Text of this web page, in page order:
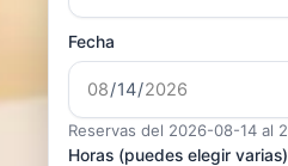
Fecha
Reservas del 2026-08-14 al
Horas (puedes elegir varias)